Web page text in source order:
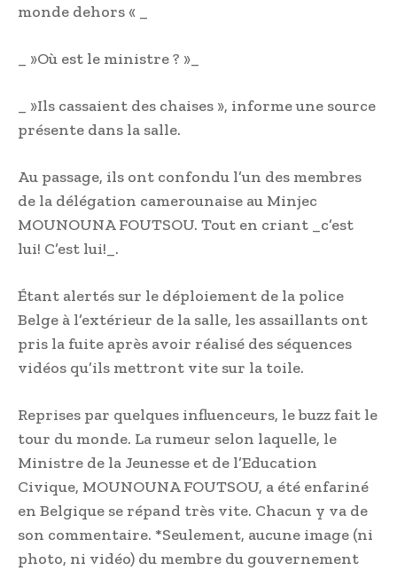
monde dehors « _
_ »Où est le ministre ? »_
_ »Ils cassaient des chaises », informe une source
présente dans la salle.
Au passage, ils ont confondu l’un des membres
de la délégation camerounaise au Minjec
MOUNOUNA FOUTSOU. Tout en criant _c’est
lui! C’est lui!_.
Étant alertés sur le déploiement de la police
Belge à l’extérieur de la salle, les assaillants ont
pris la fuite après avoir réalisé des séquences
vidéos qu’ils mettront vite sur la toile.
Reprises par quelques influenceurs, le buzz fait le
tour du monde. La rumeur selon laquelle, le
Ministre de la Jeunesse et de l’Education
Civique, MOUNOUNA FOUTSOU, a été enfariné
en Belgique se répand très vite. Chacun y va de
son commentaire. *Seulement, aucune image (ni
photo, ni vidéo) du membre du gouvernement